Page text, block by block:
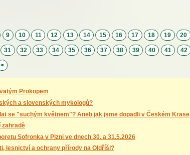
9 10 11 12 13 14 15 16 17 18 19 20
31 32 33 34 35 36 37 38 39 40 41 42
>
Prokopem
a slovenských mykologů?
se "suchým květnem"? Aneb jak jsme dopadli v Českém Krase
zahradě
Sofronka v Plzni ve dnech 30. a 31.5.2026
lesnictví a ochrany přírody na Oldříši?